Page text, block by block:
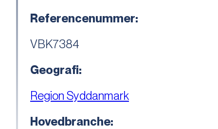
Referencenummer:
VBK7384
Geografi:
Region Syddanmark
Hovedbranche: